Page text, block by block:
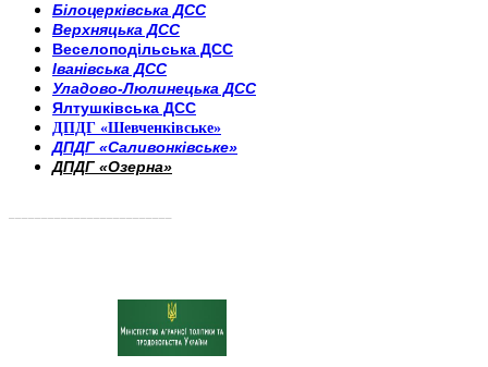
Білоцерківська ДСС
Верхняцька ДСС
Веселоподільська ДСС
Іванівська ДСС
Уладово-Люлинецька ДСС
Ялтушківська ДСС
ДПДГ «Шевченківське»
ДПДГ «Саливонківське»
ДПДГ «Озерна»